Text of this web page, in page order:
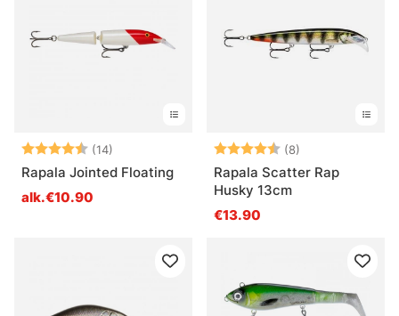
Arvio: (14)
4.6 5:sta tähdestä
Rapala Jointed Floating
alk.€10.90
Arvio: (8)
Rapala Scatter Rap
Husky 13cm
€13.90